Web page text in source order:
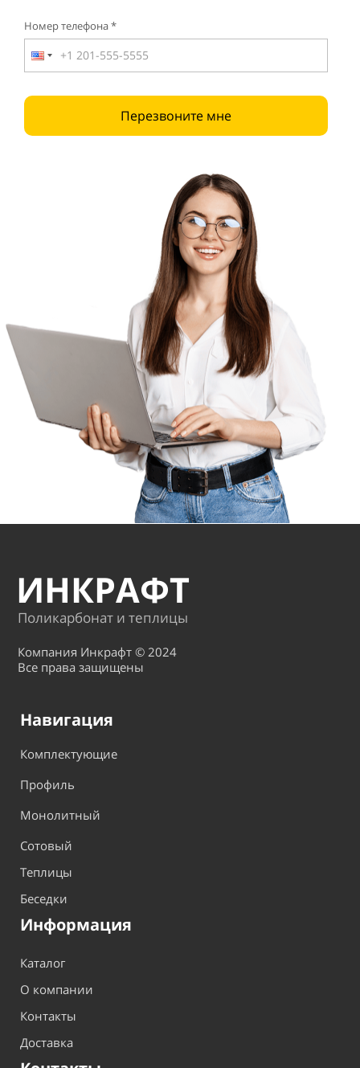
Номер телефона *
Перезвоните мне
ИНКРАФТ
Поликарбонат и теплицы
Компания Инкрафт © 2024
Все права защищены
Навигация
Комплектующие
Профиль
Монолитный
Сотовый
Теплицы
Беседки
Информация
Каталог
О компании
Контакты
Доставка